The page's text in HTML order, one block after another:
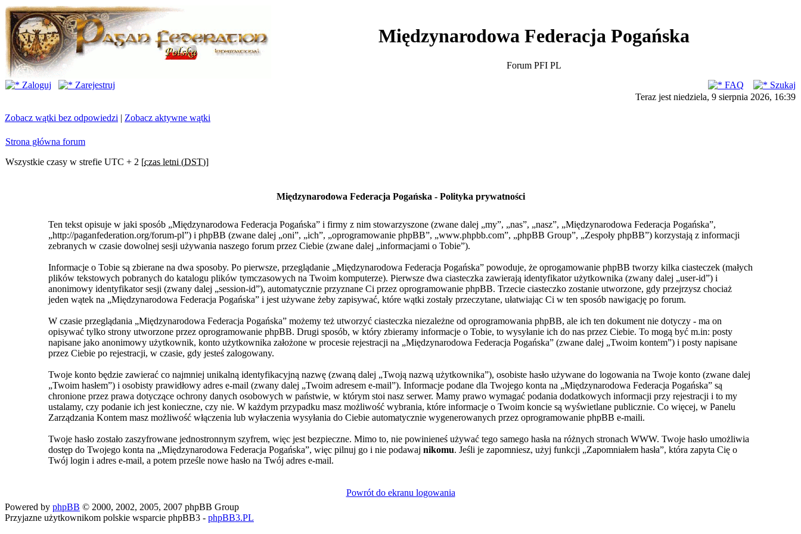
Międzynarodowa Federacja Pogańska
Forum PFI PL
Zaloguj
Zarejestruj FAQ
Szukaj
Teraz jest niedziela, 9 sierpnia 2026, 16:39
Zobacz wątki bez odpowiedzi | Zobacz aktywne wątki
Strona główna forum
Wszystkie czasy w strefie UTC + 2 [czas letni (DST)]
Międzynarodowa Federacja Pogańska - Polityka prywatności
Ten tekst opisuje w jaki sposób „Międzynarodowa Federacja Pogańska” i firmy z nim stowarzyszone (zwane dalej „my”, „nas”, „nasz”, „Międzynarodowa Federacja Pogańska”,
„http://paganfederation.org/forum-pl”) i phpBB (zwane dalej „oni”, „ich”, „oprogramowanie phpBB”, „www.phpbb.com”, „phpBB Group”, „Zespoły phpBB”) korzystają z informacji
zebranych w czasie dowolnej sesji używania naszego forum przez Ciebie (zwane dalej „informacjami o Tobie”).
Informacje o Tobie są zbierane na dwa sposoby. Po pierwsze, przeglądanie „Międzynarodowa Federacja Pogańska” powoduje, że oprogamowanie phpBB tworzy kilka ciasteczek (małych
plików tekstowych pobranych do katalogu plików tymczasowych na Twoim komputerze). Pierwsze dwa ciasteczka zawierają identyfikator użytkownika (zwany dalej „user-id”) i
anonimowy identyfikator sesji (zwany dalej „session-id”), automatycznie przyznane Ci przez oprogramowanie phpBB. Trzecie ciasteczko zostanie utworzone, gdy przejrzysz chociaż
jeden wątek na „Międzynarodowa Federacja Pogańska” i jest używane żeby zapisywać, które wątki zostały przeczytane, ułatwiając Ci w ten sposób nawigację po forum.
W czasie przeglądania „Międzynarodowa Federacja Pogańska” możemy też utworzyć ciasteczka niezależne od oprogramowania phpBB, ale ich ten dokument nie dotyczy - ma on
opisywać tylko strony utworzone przez oprogramowanie phpBB. Drugi sposób, w który zbieramy informacje o Tobie, to wysyłanie ich do nas przez Ciebie. To mogą być m.in: posty
napisane jako anonimowy użytkownik, konto użytkownika założone w procesie rejestracji na „Międzynarodowa Federacja Pogańska” (zwane dalej „Twoim kontem”) i posty napisane
przez Ciebie po rejestracji, w czasie, gdy jesteś zalogowany.
Twoje konto będzie zawierać co najmniej unikalną identyfikacyjną nazwę (zwaną dalej „Twoją nazwą użytkownika”), osobiste hasło używane do logowania na Twoje konto (zwane dalej
„Twoim hasłem”) i osobisty prawidłowy adres e-mail (zwany dalej „Twoim adresem e-mail”). Informacje podane dla Twojego konta na „Międzynarodowa Federacja Pogańska” są
chronione przez prawa dotyczące ochrony danych osobowych w państwie, w którym stoi nasz serwer. Mamy prawo wymagać podania dodatkowych informacji przy rejestracji i to my
ustalamy, czy podanie ich jest konieczne, czy nie. W każdym przypadku masz możliwość wybrania, które informacje o Twoim koncie są wyświetlane publicznie. Co więcej, w Panelu
Zarządzania Kontem masz możliwość włączenia lub wyłaczenia wysyłania do Ciebie automatycznie wygenerowanych przez oprogramowanie phpBB e-maili.
Twoje hasło zostało zaszyfrowane jednostronnym szyfrem, więc jest bezpieczne. Mimo to, nie powinieneś używać tego samego hasła na różnych stronach WWW. Twoje hasło umożliwia
dostęp do Twojego konta na „Międzynarodowa Federacja Pogańska”, więc pilnuj go i nie podawaj nikomu. Jeśli je zapomniesz, użyj funkcji „Zapomniałem hasła”, która zapyta Cię o
Twój login i adres e-mail, a potem prześle nowe hasło na Twój adres e-mail.
Powrót do ekranu logowania
Powered by phpBB © 2000, 2002, 2005, 2007 phpBB Group
Przyjazne użytkownikom polskie wsparcie phpBB3 - phpBB3.PL